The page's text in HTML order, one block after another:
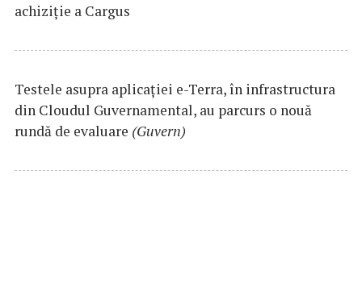
achiziție a Cargus
Testele asupra aplicaţiei e-Terra, în infrastructura
din Cloudul Guvernamental, au parcurs o nouă
rundă de evaluare (Guvern)